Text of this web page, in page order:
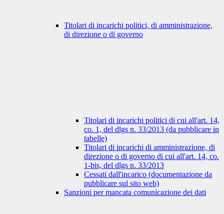
Titolari di incarichi politici, di amministrazione,
di direzione o di governo
Titolari di incarichi politici di cui all'art. 14,
co. 1, del dlgs n. 33/2013 (da pubblicare in
tabelle)
Titolari di incarichi di amministrazione, di
direzione o di governo di cui all'art. 14, co.
1-bis, del dlgs n. 33/2013
Cessati dall'incarico (documentazione da
pubblicare sul sito web)
Sanzioni per mancata comunicazione dei dati